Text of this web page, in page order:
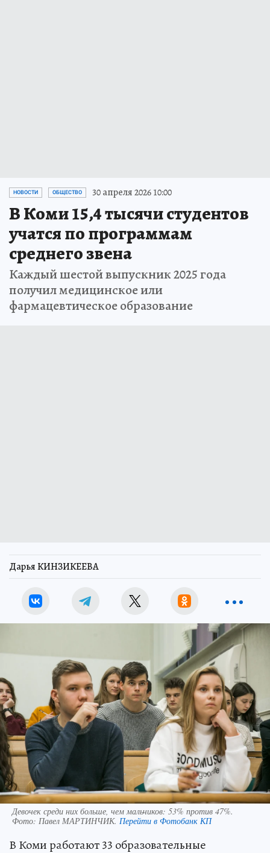
НОВОСТИ ОБЩЕСТВО 30 апреля 2026 10:00
В Коми 15,4 тысячи студентов
учатся по программам
среднего звена
Каждый шестой выпускник 2025 года
получил медицинское или
фармацевтическое образование
Дарья КИНЗИКЕЕВА
Девочек среди них больше, чем мальчиков: 53% против 47%.
Фото: Павел МАРТИНЧИК. Перейти в Фотобанк КП
В Коми работают 33 образовательные